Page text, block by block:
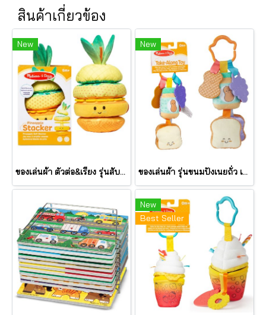
สินค้าเกี่ยวข้อง
New
ของเล่นผ้า ตัวต่อ&เรียง รุ่นสับปะรด เขย่ามีเสียง Pineapple Stacker รุ่น 30743 ยี่ห้อ Melissa & Doug
New
ของเล่นผ้า รุ่นขนมปังเนยถั่ว เขย่ามีเสียง PB&J Take Along Toy รุ่น 30742 ยี่ห้อ Melissa & Doug
New
Best Seller